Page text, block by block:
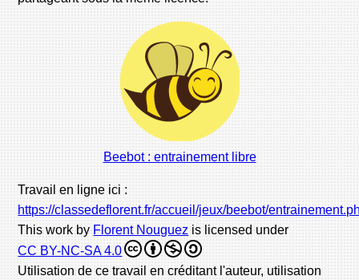
Beebot : entrainement libre
Travail en ligne ici :
https://classedeflorent.fr/accueil/jeux/beebot/
This work by Florent Nouguez is licensed under
CC BY-NC-SA 4.0
Utilisation de ce travail en créditant l'auteur, utilisation